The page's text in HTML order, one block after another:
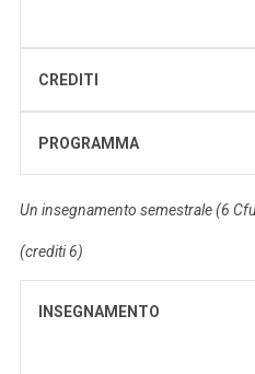
CREDITI
PROGRAMMA
Un insegnamento semestrale (6
(crediti 6)
INSEGNAMENTO